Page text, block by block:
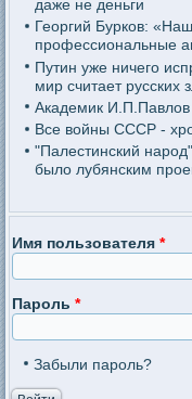
даже не деньги
Георгий Бурков:
профессиональные
Путин уже ничего
мир считает русских
Академик
Все войны СССР -
"Палестинский
было лубянским
Имя пользователя*
Пароль*
Забыли пароль?